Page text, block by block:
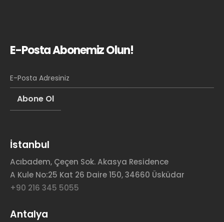
E-Posta Abonemiz Olun!
İstanbul
Acıbadem, Çeçen Sok. Akasya Residence
A Kule No:25 Kat 26 Daire 150, 34660 Üsküdar
+90 216 345 5055
Antalya